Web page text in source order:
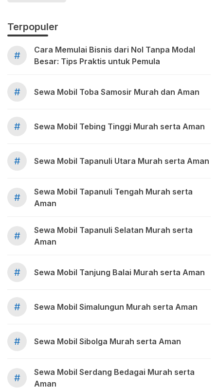
Terpopuler
#
Cara Memulai Bisnis dari Nol Tanpa Modal
Besar: Tips Praktis untuk Pemula
# Sewa Mobil Toba Samosir Murah dan Aman
# Sewa Mobil Tebing Tinggi Murah serta Aman
# Sewa Mobil Tapanuli Utara Murah serta Aman
#
Sewa Mobil Tapanuli Tengah Murah serta
Aman
#
Sewa Mobil Tapanuli Selatan Murah serta
Aman
# Sewa Mobil Tanjung Balai Murah serta Aman
# Sewa Mobil Simalungun Murah serta Aman
# Sewa Mobil Sibolga Murah serta Aman
#
Sewa Mobil Serdang Bedagai Murah serta
Aman